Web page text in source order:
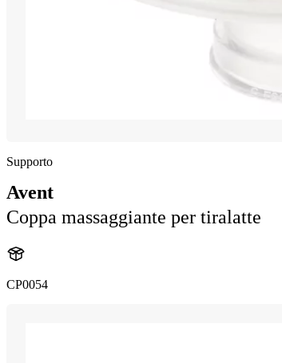
Supporto
Avent
Coppa massaggiante per tiralatte
CP0054